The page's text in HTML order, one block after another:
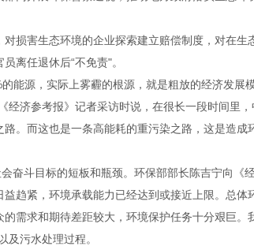
损害生态环境的企业探索建立赔偿制度，对在生
离任退休后“不免责"。
能源，实际上雾霾的根源，就是粗放的经济发展
济参考报》记者采访时说，在很长一段时间里
。而这也是一条高能耗的重污染之路，这是造成
奋斗目标的短板和瓶颈。环保部部长陈吉宁向《
趋紧，环境承载能力已经达到或接近上限。总体
需求和期待差距较大，环境保护任务十分艰巨。
污水处理过程。